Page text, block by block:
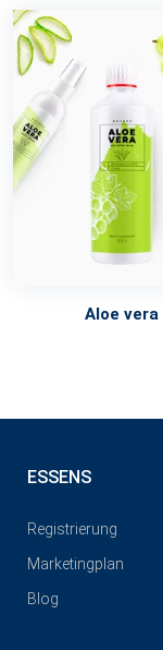
Aloe vera
ESSENS
Registrierung
Marketingplan
Blog